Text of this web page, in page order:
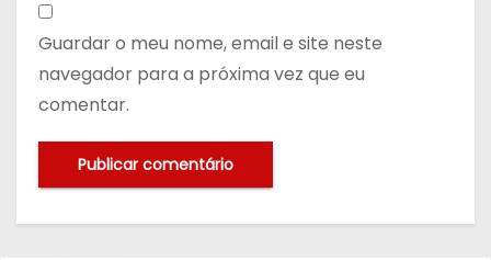
Guardar o meu nome, email e site neste
navegador para a próxima vez que eu
comentar.